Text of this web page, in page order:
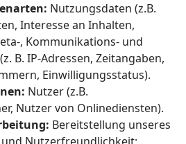
Nutzungsdaten (z.B.
Interesse an Inhalten,
, Kommunikations- und
B. IP-Adressen, Zeitangaben,
Einwilligungsstatus).
Nutzer (z.B.
Nutzer von Onlinediensten).
Bereitstellung unseres